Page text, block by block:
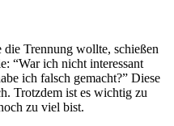
Trennung wollte, schießen
“War ich nicht interessant
ich falsch gemacht?” Diese
Trotzdem ist es wichtig zu
zu viel bist.